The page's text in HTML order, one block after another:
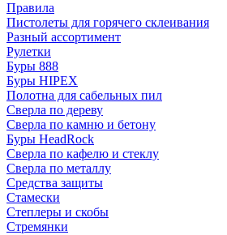
Правила
Пистолеты для горячего склеивания
Разный ассортимент
Рулетки
Буры 888
Буры HIPEX
Полотна для сабельных пил
Сверла по дереву
Сверла по камню и бетону
Буры HeadRock
Сверла по кафелю и стеклу
Сверла по металлу
Средства защиты
Стамески
Степлеры и скобы
Стремянки